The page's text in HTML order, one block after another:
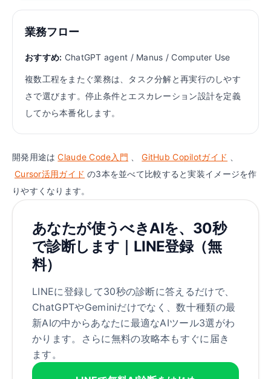
業務フロー
おすすめ: ChatGPT agent / Manus / Computer Use
複数工程をまたぐ業務は、タスク分解と再実行のしやす
さで選びます。停止条件とエスカレーション設計を定義
してから本番化します。
開発用途は Claude Code入門 GitHub Copilotガイド
Cursor活用ガイド の3本を並べて比較すると実装イメージを作
りやすくなります。
あなたが使うべきAIを、30秒
で診断します｜LINE登録（無
料）
LINEに登録して30秒の診断に答えるだけで、
ChatGPTやGeminiだけでなく、数十種類の最
新AIの中からあなたに最適なAIツール3選がわ
かります。さらに無料の攻略本もすぐに届き
ます。